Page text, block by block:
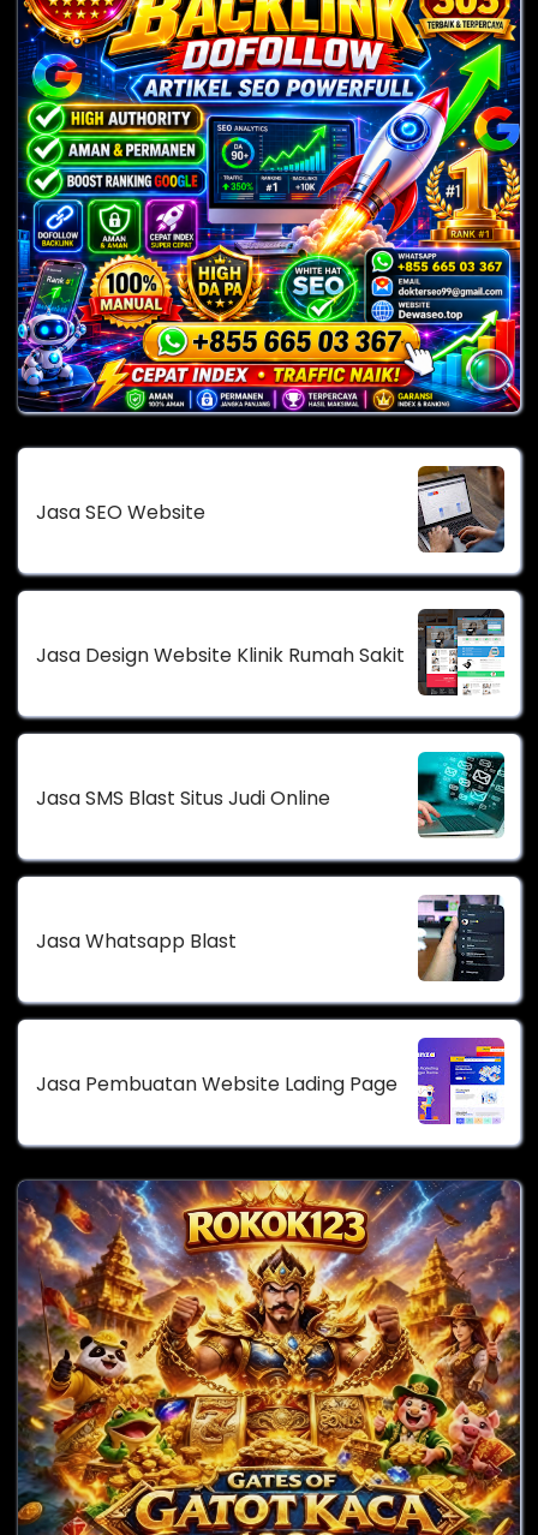
Jasa SEO Website
Jasa Design Website Klinik Rumah Sakit
Jasa SMS Blast Situs Judi Online
Jasa Whatsapp Blast
Jasa Pembuatan Website Lading Page